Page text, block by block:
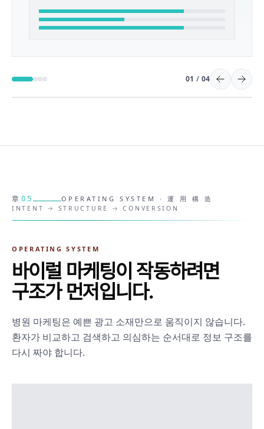
01 / 04
章05 OPERATING SYSTEM · 運 用 構 造
INTENT → STRUCTURE → CONVERSION
OPERATING SYSTEM
바이럴 마케팅이 작동하려면
구조가 먼저입니다.
병원 마케팅은 예쁜 광고 소재만으로 움직이지 않습니다.
환자가 비교하고 검색하고 의심하는 순서대로 정보 구조를
다시 짜야 합니다.